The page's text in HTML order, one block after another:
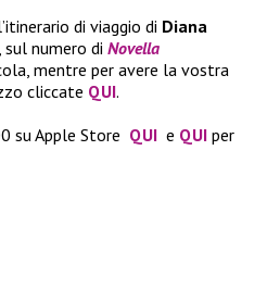
di viaggio di Diana
, sul numero di Novella
mentre per avere la vostra
cliccate QUI.
su Apple Store QUI e QUI per